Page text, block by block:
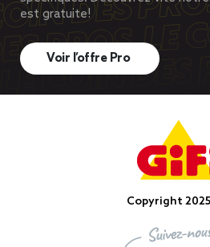
est gratuite!
Voir l’offre Pro
Copyright